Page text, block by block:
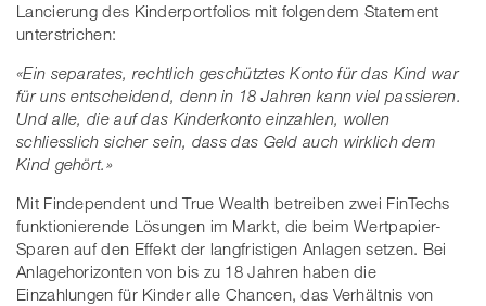
Lancierung des Kinderportfolios mit folgendem Statement
unterstrichen:
«Ein separates, rechtlich geschütztes Konto für das Kind war
für uns entscheidend, denn in 18 Jahren kann viel passieren.
Und alle, die auf das Kinderkonto einzahlen, wollen
schliesslich sicher sein, dass das Geld auch wirklich dem
Kind gehört.»
Mit Findependent und True Wealth betreiben zwei FinTechs
funktionierende Lösungen im Markt, die beim Wertpapier-
Sparen auf den Effekt der langfristigen Anlagen setzen. Bei
Anlagehorizonten von bis zu 18 Jahren haben die
Einzahlungen für Kinder alle Chancen, das Verhältnis von